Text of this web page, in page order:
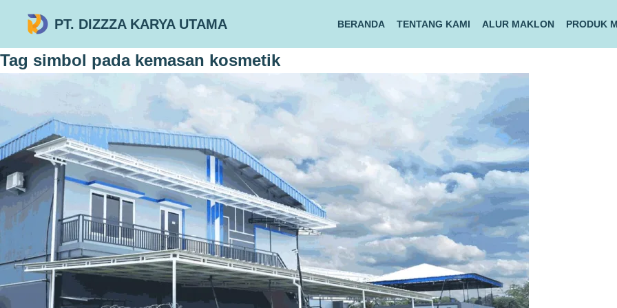
PT. DIZZZA KARYA UTAMA BERANDA TENTANG KAMI ALUR MAKLON PRODUK
Tag simbol pada kemasan kosmetik